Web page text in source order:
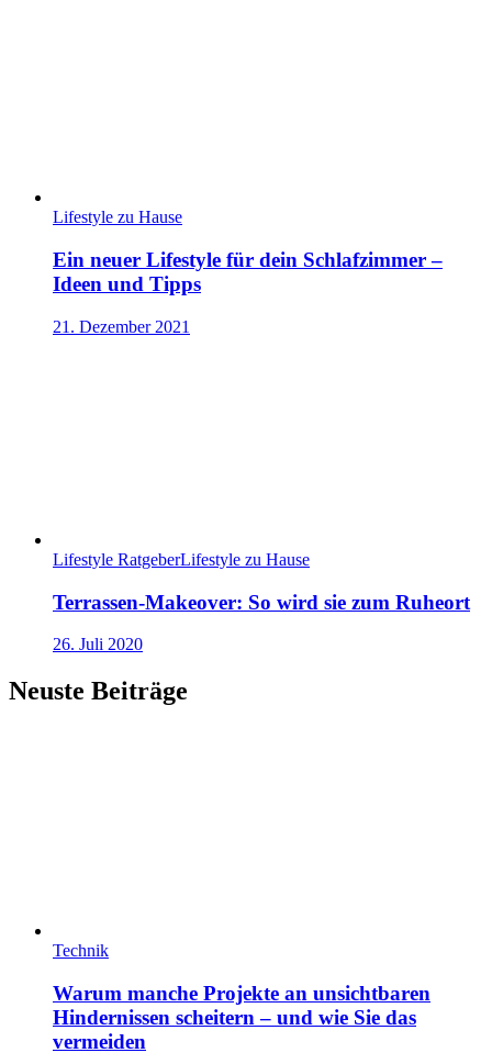
Lifestyle zu Hause
Ein neuer Lifestyle für dein Schlafzimmer –
Ideen und Tipps
21. Dezember 2021
Lifestyle RatgeberLifestyle zu Hause
Terrassen-Makeover: So wird sie zum Ruheort
26. Juli 2020
Neuste Beiträge
Technik
Warum manche Projekte an unsichtbaren
Hindernissen scheitern – und wie Sie das
vermeiden